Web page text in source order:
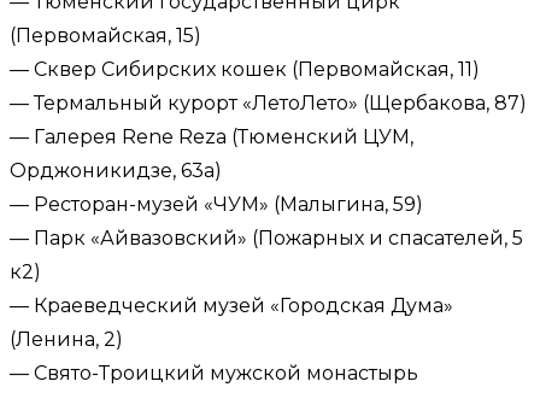
(Первомайская, 15)
— Сквер Сибирских кошек (Первомайская, 11)
— Термальный курорт «ЛетоЛето» (Щербакова, 87)
— Галерея Rene Reza (Тюменский ЦУМ,
Орджоникидзе, 63а)
— Ресторан-музей «ЧУМ» (Малыгина, 59)
— Парк «Айвазовский» (Пожарных и спасателей, 5
к2)
— Краеведческий музей «Городская Дума»
(Ленина, 2)
— Свято-Троицкий мужской монастырь